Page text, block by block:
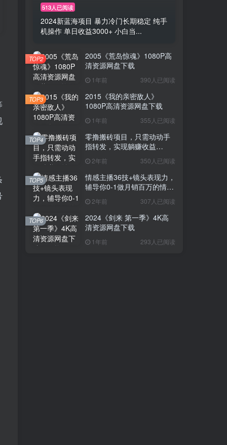
513人已阅读
2024新蓝海项目 暴力冷门长期稳定 纯手
机操作 单日收益3000+ 小白当...
2005《荒岛惊魂》1080P高
清资源网盘下载
1年前 390人已阅读
TOP2
2015《我的亲密敌人》
1080P高清资源网盘下载
1年前 355人已阅读
TOP3
零撸搬砖项目，只需动动手
指转发，实现躺赚收益
2年前 350人已阅读
TOP4
情感主播36技+镜头表现力，
辅导你0-1做月销百万的情感
2年前 307人已阅读
TOP5
2024《剑来 第一季》4K高
清资源网盘下载
1年前 293人已阅读
TOP6